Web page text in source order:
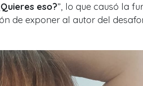
eso?”, lo que causó la
de exponer al autor del